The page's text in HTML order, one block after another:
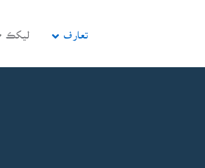
تعارف ليکڪ